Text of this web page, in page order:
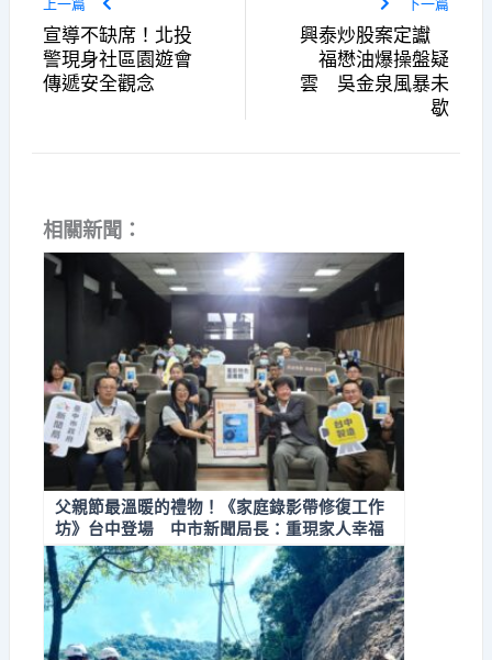
上一篇
宣導不缺席！北投
警現身社區園遊會
傳遞安全觀念
下一篇
興泰炒股案定讞
福懋油爆操盤疑
雲 吳金泉風暴未
歇
相關新聞：
父親節最溫暖的禮物！《家庭錄影帶修復工作
坊》台中登場 中市新聞局長：重現家人幸福
時光